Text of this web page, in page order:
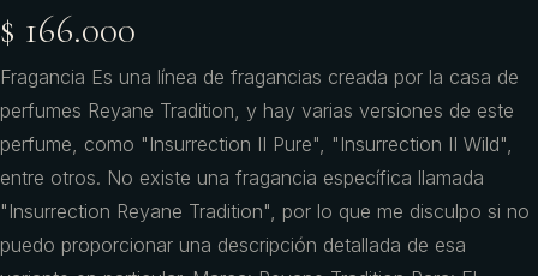
$ 166.000
Fragancia Es una línea de fragancias creada por la casa de
perfumes Reyane Tradition, y hay varias versiones de este
perfume, como "Insurrection II Pure", "Insurrection II Wild",
entre otros. No existe una fragancia específica llamada
"Insurrection Reyane Tradition", por lo que me disculpo si no
puedo proporcionar una descripción detallada de esa